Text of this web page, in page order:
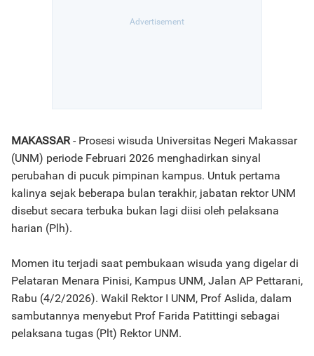
MAKASSAR- Prosesi wisuda Universitas Negeri Makassar
(UNM) periode Februari 2026 menghadirkan sinyal
perubahan di pucuk pimpinan kampus. Untuk pertama
kalinya sejak beberapa bulan terakhir, jabatan rektor UNM
disebut secara terbuka bukan lagi diisi oleh pelaksana
harian (Plh).
Momen itu terjadi saat pembukaan wisuda yang digelar di
Pelataran Menara Pinisi, Kampus UNM, Jalan AP Pettarani,
Rabu (4/2/2026). Wakil Rektor I UNM, Prof Aslida, dalam
sambutannya menyebut Prof Farida Patittingi sebagai
pelaksana tugas (Plt) Rektor UNM.